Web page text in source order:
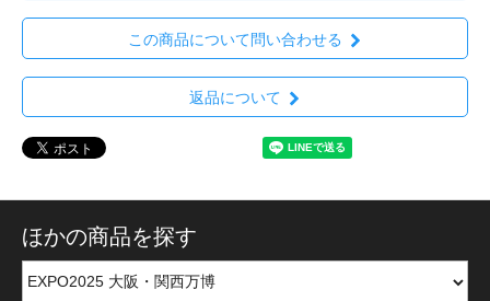
この商品について問い合わせる
返品について
ほかの商品を探す